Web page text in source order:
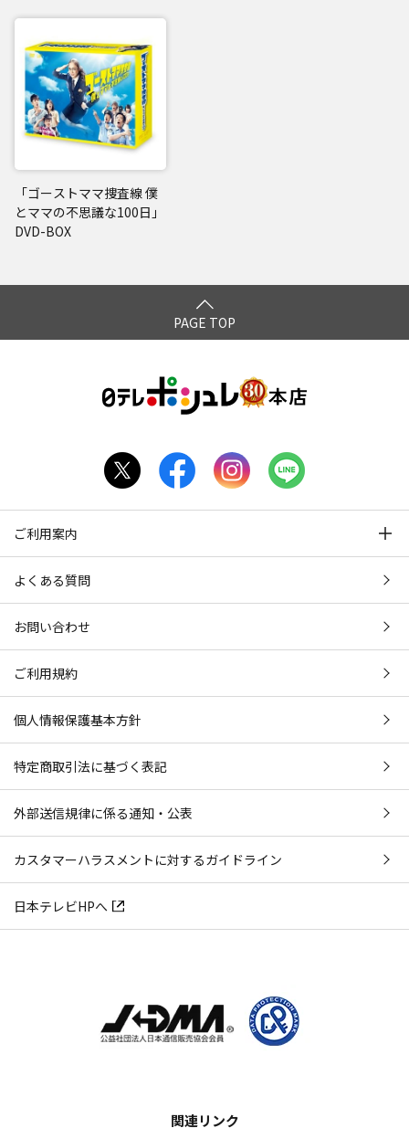
「ゴーストママ捜査線 僕
とママの不思議な100日」
DVD-BOX
PAGE TOP
ご利用案内
よくある質問
お問い合わせ
ご利用規約
個人情報保護基本方針
特定商取引法に基づく表記
外部送信規律に係る通知・公表
カスタマーハラスメントに対するガイドライン
日本テレビHPへ
関連リンク